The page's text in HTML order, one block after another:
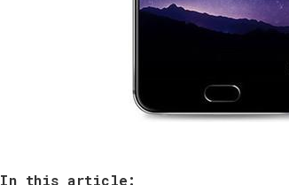
In this article: